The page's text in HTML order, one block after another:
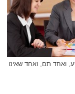
ואחד תם, ואחד שאינו